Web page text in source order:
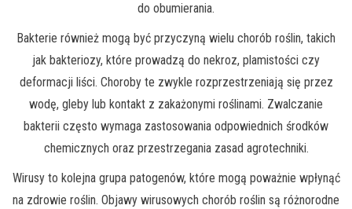
do obumierania.
Bakterie również mogą być przyczyną wielu chorób roślin, takich
jak bakteriozy, które prowadzą do nekroz, plamistości czy
deformacji liści. Choroby te zwykle rozprzestrzeniają się przez
wodę, gleby lub kontakt z zakażonymi roślinami. Zwalczanie
bakterii często wymaga zastosowania odpowiednich środków
chemicznych oraz przestrzegania zasad agrotechniki.
Wirusy to kolejna grupa patogenów, które mogą poważnie wpłynąć
na zdrowie roślin. Objawy wirusowych chorób roślin są różnorodne